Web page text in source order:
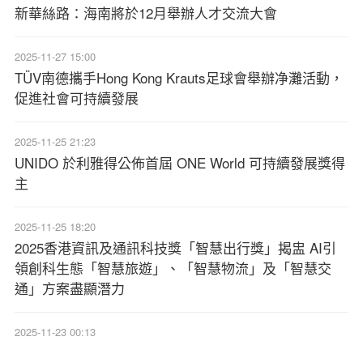
新華絲路：海南將於12月舉辦人才交流大會
2025-11-27 15:00
TÜV南德攜手Hong Kong Krauts足球會舉辦净灘活動，
促進社會可持續發展
2025-11-25 21:23
UNIDO 於利雅得公佈首屆 ONE World 可持續發展獎得
主
2025-11-25 18:20
2025香港資訊及通訊科技獎「智慧出行獎」揭盅 AI引
領創科生態「智慧旅遊」、「智慧物流」及「智慧交
通」方案盡顯潛力
2025-11-23 00:13